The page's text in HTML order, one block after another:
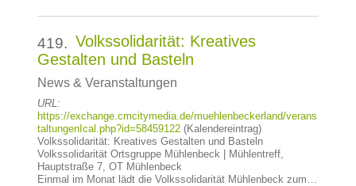
419. Volkssolidarität: Kreatives
Gestalten und Basteln
News & Veranstaltungen
URL:
https://exchange.cmcitymedia.de/muehlenbeckerland/verans
taltungenIcal.php?id=58459122(Kalendereintrag)
Volkssolidarität: Kreatives Gestalten und Basteln
Volkssolidarität Ortsgruppe Mühlenbeck | Mühlentreff,
Hauptstraße 7, OT Mühlenbeck
Einmal im Monat lädt die Volkssolidarität Mühlenbeck zum…